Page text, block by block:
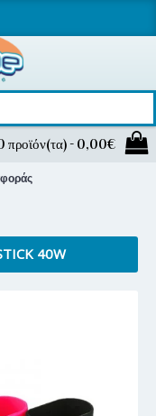
προϊόν(τα) - 0,00€
40W